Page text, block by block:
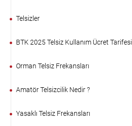
Telsizler
BTK 2025 Telsiz Kullanım Ücret Tarifesi
Orman Telsiz Frekansları
Amatör Telsizcilik Nedir ?
Yasaklı Telsiz Frekansları